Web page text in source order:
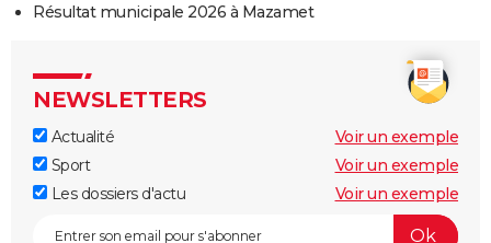
Résultat municipale 2026 à Mazamet
NEWSLETTERS
Actualité
Voir un exemple
Sport
Voir un exemple
Les dossiers d'actu
Voir un exemple